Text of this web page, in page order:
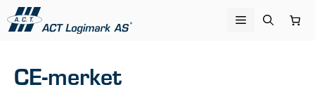
Hopp
til
Meny
CE-merket